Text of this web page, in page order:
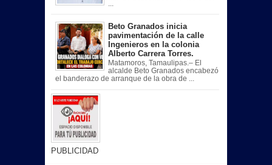
Beto Granados inicia
pavimentación de la calle
Ingenieros en la colonia
Alberto Carrera Torres.
Matamoros, Tamaulipas.– El
alcalde Beto Granados encabezó
el banderazo de arranque de la obra de ...
PUBLICIDAD